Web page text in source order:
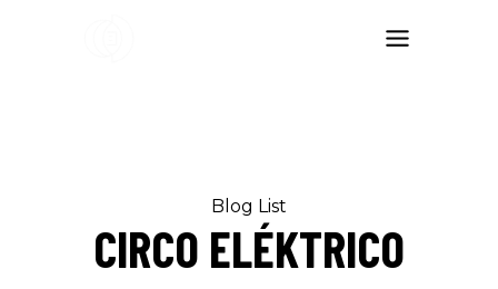
Blog List
CIRCO ELÉKTRICO